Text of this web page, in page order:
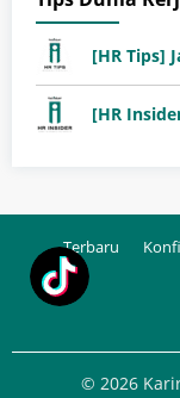
Terbaru
© 2026